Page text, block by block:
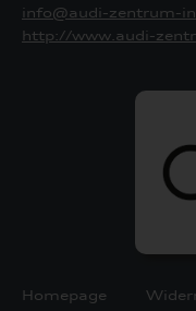
info@audi-zentrum-
http://www.audi-
Homepage